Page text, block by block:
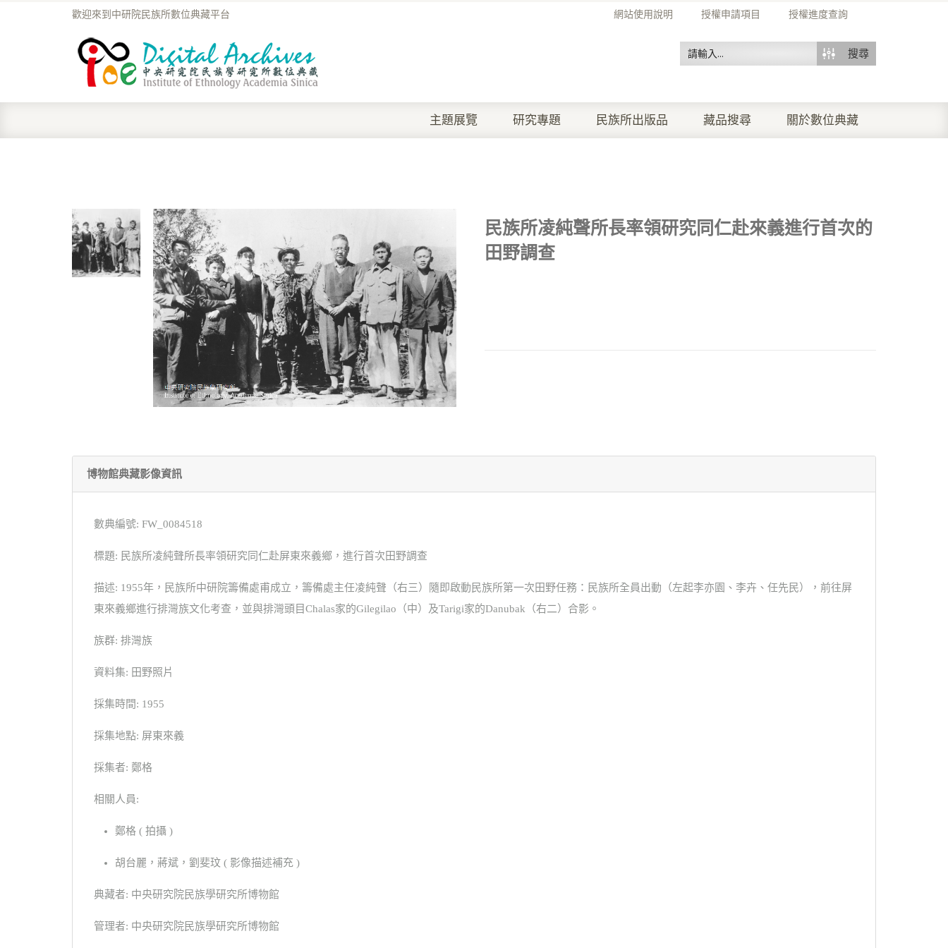
網站使用說明 授權申請項目 授權進度查詢
歡迎來到中研院民族所數位典藏平台
搜尋
主題展覽 研究專題 民族所出版品 藏品搜尋 關於數位典藏
民族所凌純聲所長率領研究同仁赴來義進行首次的
田野調查
博物館典藏影像資訊
數典編號: FW_0084518
標題: 民族所凌純聲所長率領研究同仁赴屏東來義鄉，進行首次田野調查
描述: 1955年，民族所中研院籌備處甫成立，籌備處主任凌純聲（右三）隨即啟動民族所第一次田野任務：民族所全員出動（左起李亦園、李卉、任先民），前往屏
東來義鄉進行排灣族文化考查，並與排灣頭目Chalas家的Gilegilao（中）及Tarigi家的Danubak（右二）合影。
族群: 排灣族
資料集: 田野照片
採集時間: 1955
採集地點: 屏東來義
採集者: 鄭格
相關人員:
鄭格 ( 拍攝 )
胡台麗，蔣斌，劉斐玟 ( 影像描述補充 )
典藏者: 中央研究院民族學研究所博物館
管理者: 中央研究院民族學研究所博物館